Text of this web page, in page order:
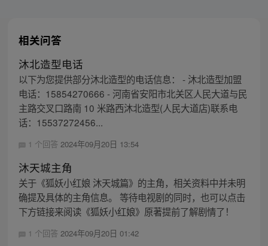
相关问答
沐北造型电话
以下为您提供部分沐北造型的电话信息： - 沐北造型加盟
电话：15854270666 - 河南省安阳市北关区人民大道与民
主路交叉口路南 10 米路西沐北造型(人民大道店)联系电
话：15537272456...
1 个回答 2024年09月20日 13:54
沐天城主角
关于《狐妖小红娘 沐天城篇》的主角，相关资料中并未明
确提及具体的主角信息。 等待电视剧的同时，也可以点击
下方链接来阅读《狐妖小红娘》原著提前了解剧情了！
1 个回答 2024年09月20日 01:42